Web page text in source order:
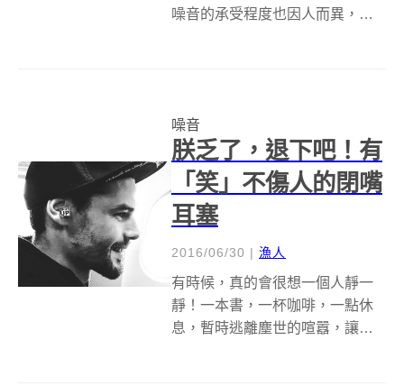
噪音的承受程度也因人而異，無
人，就紛紛帶上耳機或耳塞來因
應。 巧遇前女友，一...
噪音
朕乏了，退下吧！有
「笑」不傷人的閉嘴
耳塞
2016/06/30 | 漁人
有時候，真的會很想一個人靜一
靜！一本書，一杯咖啡，一點休
息，暫時逃離塵世的喧囂，讓心